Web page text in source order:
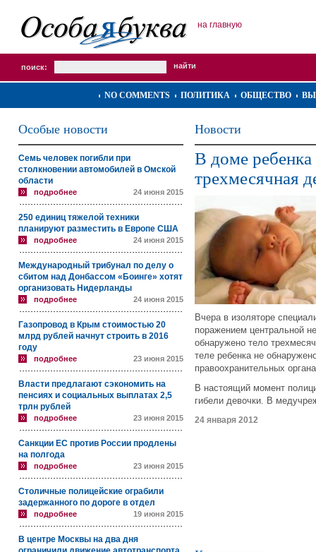
на главную
поиск:
NO COMMENTS ПОЛИТИКА ОБЩЕСТВО
Особые новости
Семь человек погибли при
столкновении автомобилей в Омской
области
подробнее 24 июня 2015
250 единиц тяжелой техники
планируют разместить в Европе США
подробнее 24 июня 2015
Международный трибунал по делу о
сбитом над Донбассом «Боинге» хотят
организовать Нидерланды
подробнее 24 июня 2015
Газопровод в Крым стоимостью 20
млрд рублей начнут строить в 2016
году
подробнее 23 июня 2015
Власти предлагают сэкономить на
пенсиях и социальных выплатах 2,5
трлн рублей
подробнее 23 июня 2015
Санкции ЕС против России продлены
на полгода
подробнее 23 июня 2015
Столичные полицейские ограбили
задержанного по дороге в отдел
подробнее 19 июня 2015
В центре Москвы на два дня
Новости
В доме
трехмесячная
Вчера в изоляторе
поражением центральной
обнаружено тело
теле ребенка не
правоохранительных
В настоящий момент
гибели девочки. В
24 января 2012